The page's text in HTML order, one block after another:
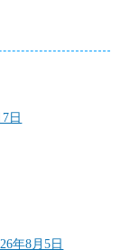
日
年8月5日